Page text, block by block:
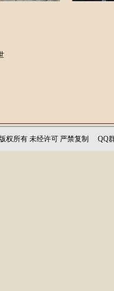
权所有 未经许可 严禁复制 QQ群